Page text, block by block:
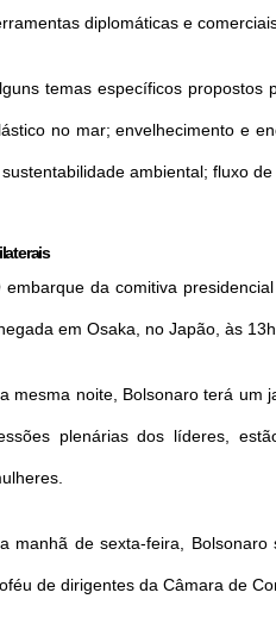
diplomáticas e
temas específicos propostos
no mar; envelhecimento e
ambiental; fluxo
embarque da comitiva
em Osaka, no Japão, às
mesma noite, Bolsonaro terá um
plenárias dos líderes,
manhã de sexta-feira,
de dirigentes da Câmara de